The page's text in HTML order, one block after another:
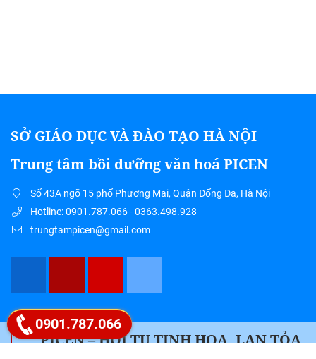
" PICEN – HỘI TỤ TINH HOA, LAN TỎA
SỞ GIÁO DỤC VÀ ĐÀO TẠO HÀ NỘI
Trung tâm bồi dưỡng văn hoá PICEN
Số 43A ngõ 15 phố Phương Mai, Quận Đống Đa, Hà Nội
Hotline: 0901.787.066 - 0363.498.928
trungtampicen@gmail.com
Google map
0901.787.066